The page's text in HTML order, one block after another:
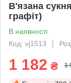
В'язана
графіт)
В наявності
Код: vj1513
1 182 ₴ 1